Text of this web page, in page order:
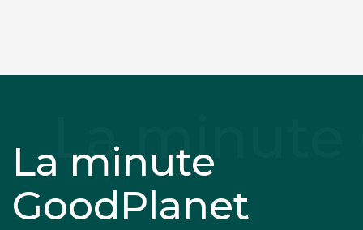
La minute
GoodPlanet